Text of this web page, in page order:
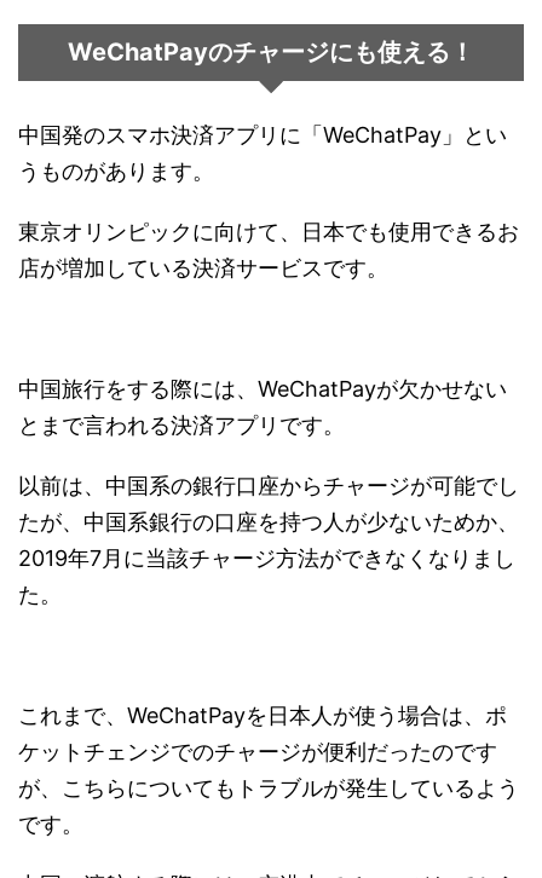
WeChatPayのチャージにも使える！
中国発のスマホ決済アプリに「WeChatPay」とい
うものがあります。
東京オリンピックに向けて、日本でも使用できるお
店が増加している決済サービスです。
中国旅行をする際には、WeChatPayが欠かせない
とまで言われる決済アプリです。
以前は、中国系の銀行口座からチャージが可能でし
たが、中国系銀行の口座を持つ人が少ないためか、
2019年7月に当該チャージ方法ができなくなりまし
た。
これまで、WeChatPayを日本人が使う場合は、ポ
ケットチェンジでのチャージが便利だったのです
が、こちらについてもトラブルが発生しているよう
です。